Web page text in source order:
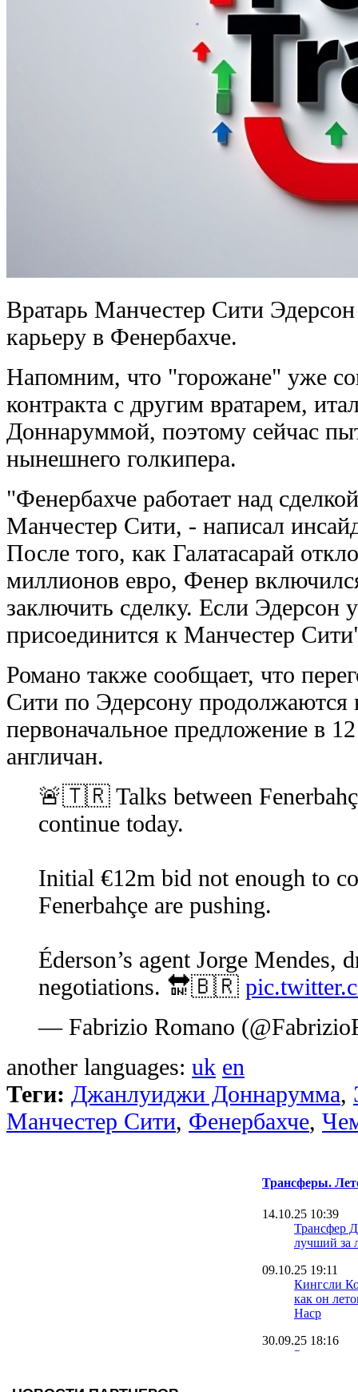
Вратарь Манчестер Сити
карьеру в Фенербахче.
Напомним, что "горожане" уже
контракта с другим вратарем,
Доннаруммой, поэтому сейчас
нынешнего голкипера.
"Фенербахче работает над
Манчестер Сити, - написал
После того, как Галатасарай
миллионов евро, Фенер
заключить сделку. Если Эдерсон
присоединится к Манчестер
Романо также сообщает, что
Сити по Эдерсону продолжаются
первоначальное предложение в
англичан.
🚨🇹🇷 Talks between
continue today.
Initial €12m bid not enough to
Fenerbahçe are pushing.
Éderson’s agent Jorge Mendes,
negotiations. 🔛🇧🇷
— Fabrizio Romano
another languages: uk en
Теги: Джанлуиджи Доннарумма,
Манчестер Сити, Фенербахче,
Трансферы.
14.10.25 10:39
Трансфер
лучший за
09.10.25 19:11
Кингсли
как он
Наср
30.09.25 18:16